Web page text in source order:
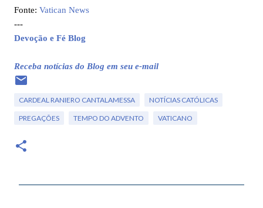
Fonte: Vatican News
---
Devoção e Fé Blog
Receba notícias do Blog em seu e-mail
CARDEAL RANIERO CANTALAMESSA NOTÍCIAS CATÓLICAS
PREGAÇÕES TEMPO DO ADVENTO VATICANO